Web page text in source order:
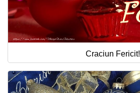
Craciun Fericit!